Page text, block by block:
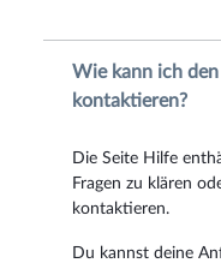
Wie kann ich
kontaktieren?
Die Seite Hilfe
Fragen zu klären
kontaktieren.
Du kannst deine